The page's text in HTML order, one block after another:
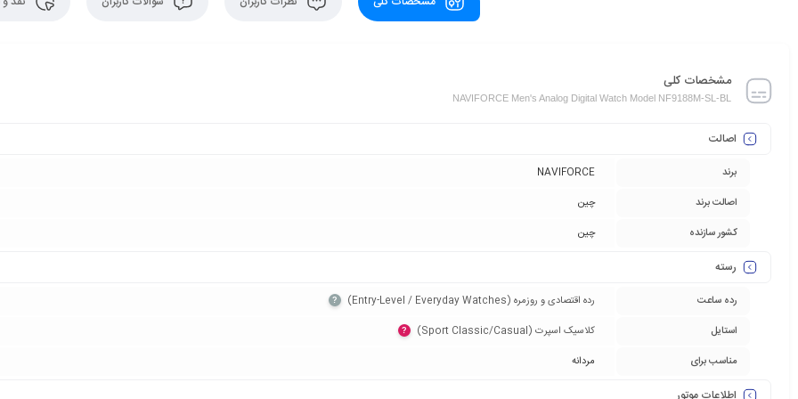
مشخصات کلی
NAVIFORCE Men's Analog Digital Watch Model NF9188M-SL-BL
اصالت
برند
NAVIFORCE
اصالت برند
چین
کشور سازنده
چین
رسته
رده ساعت رده اقتصادی و روزمره (Entry-Level / Everyday Watches)‏ ?
استایل کلاسیک اسپرت (Sport Classic/Casual)‏ ?
مناسب برای مردانه
اطلاعات موتور